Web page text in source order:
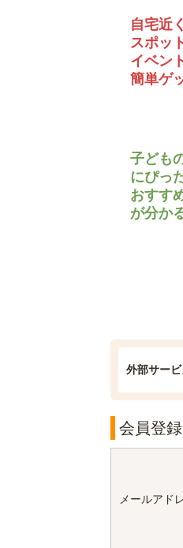
自宅近
スポッ
イベン
簡単ゲ
子ども
にぴっ
おすす
が分か
外部サー
会員登録
メールアド